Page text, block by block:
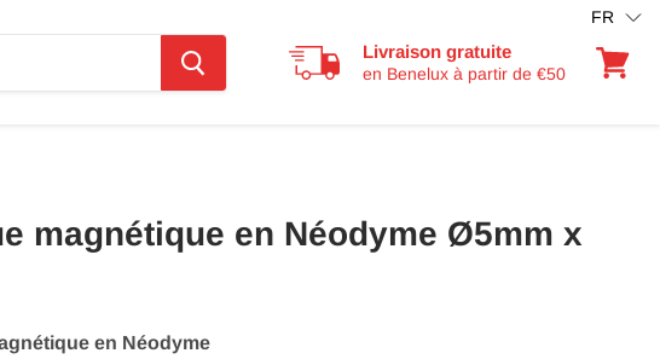
Livraison gratuite
en Benelux à partir de €50
FR
magnétique en Néodyme Ø5mm x
en Néodyme